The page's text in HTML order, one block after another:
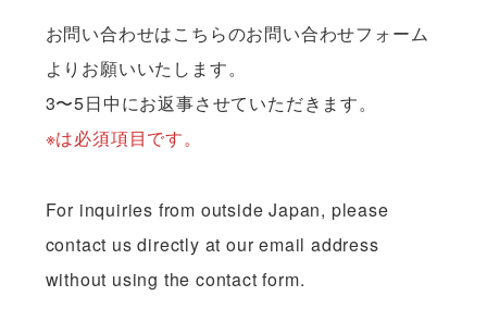
お問い合わせはこちらのお問い合わせフォーム
よりお願いいたします。
3〜5日中にお返事させていただきます。
※は必須項目です。
For inquiries from outside Japan, please
contact us directly at our email address
without using the contact form.